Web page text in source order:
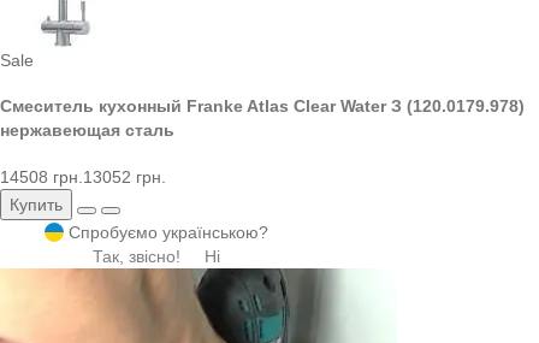
Sale
Смеситель кухонный Franke Atlas Clear Water З (120.0179.978)
нержавеющая сталь
14508 грн. 13052 грн.
Купить
Спробуємо українською?
Так, звісно!
Ні